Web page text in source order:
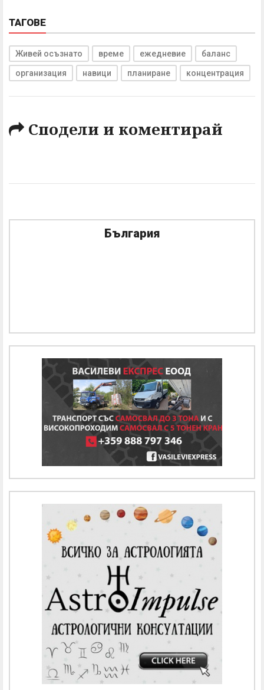
ТАГОВЕ
Живей осъзнато време ежедневие баланс
организация навици планиране концентрация
Сподели и коментирай
България